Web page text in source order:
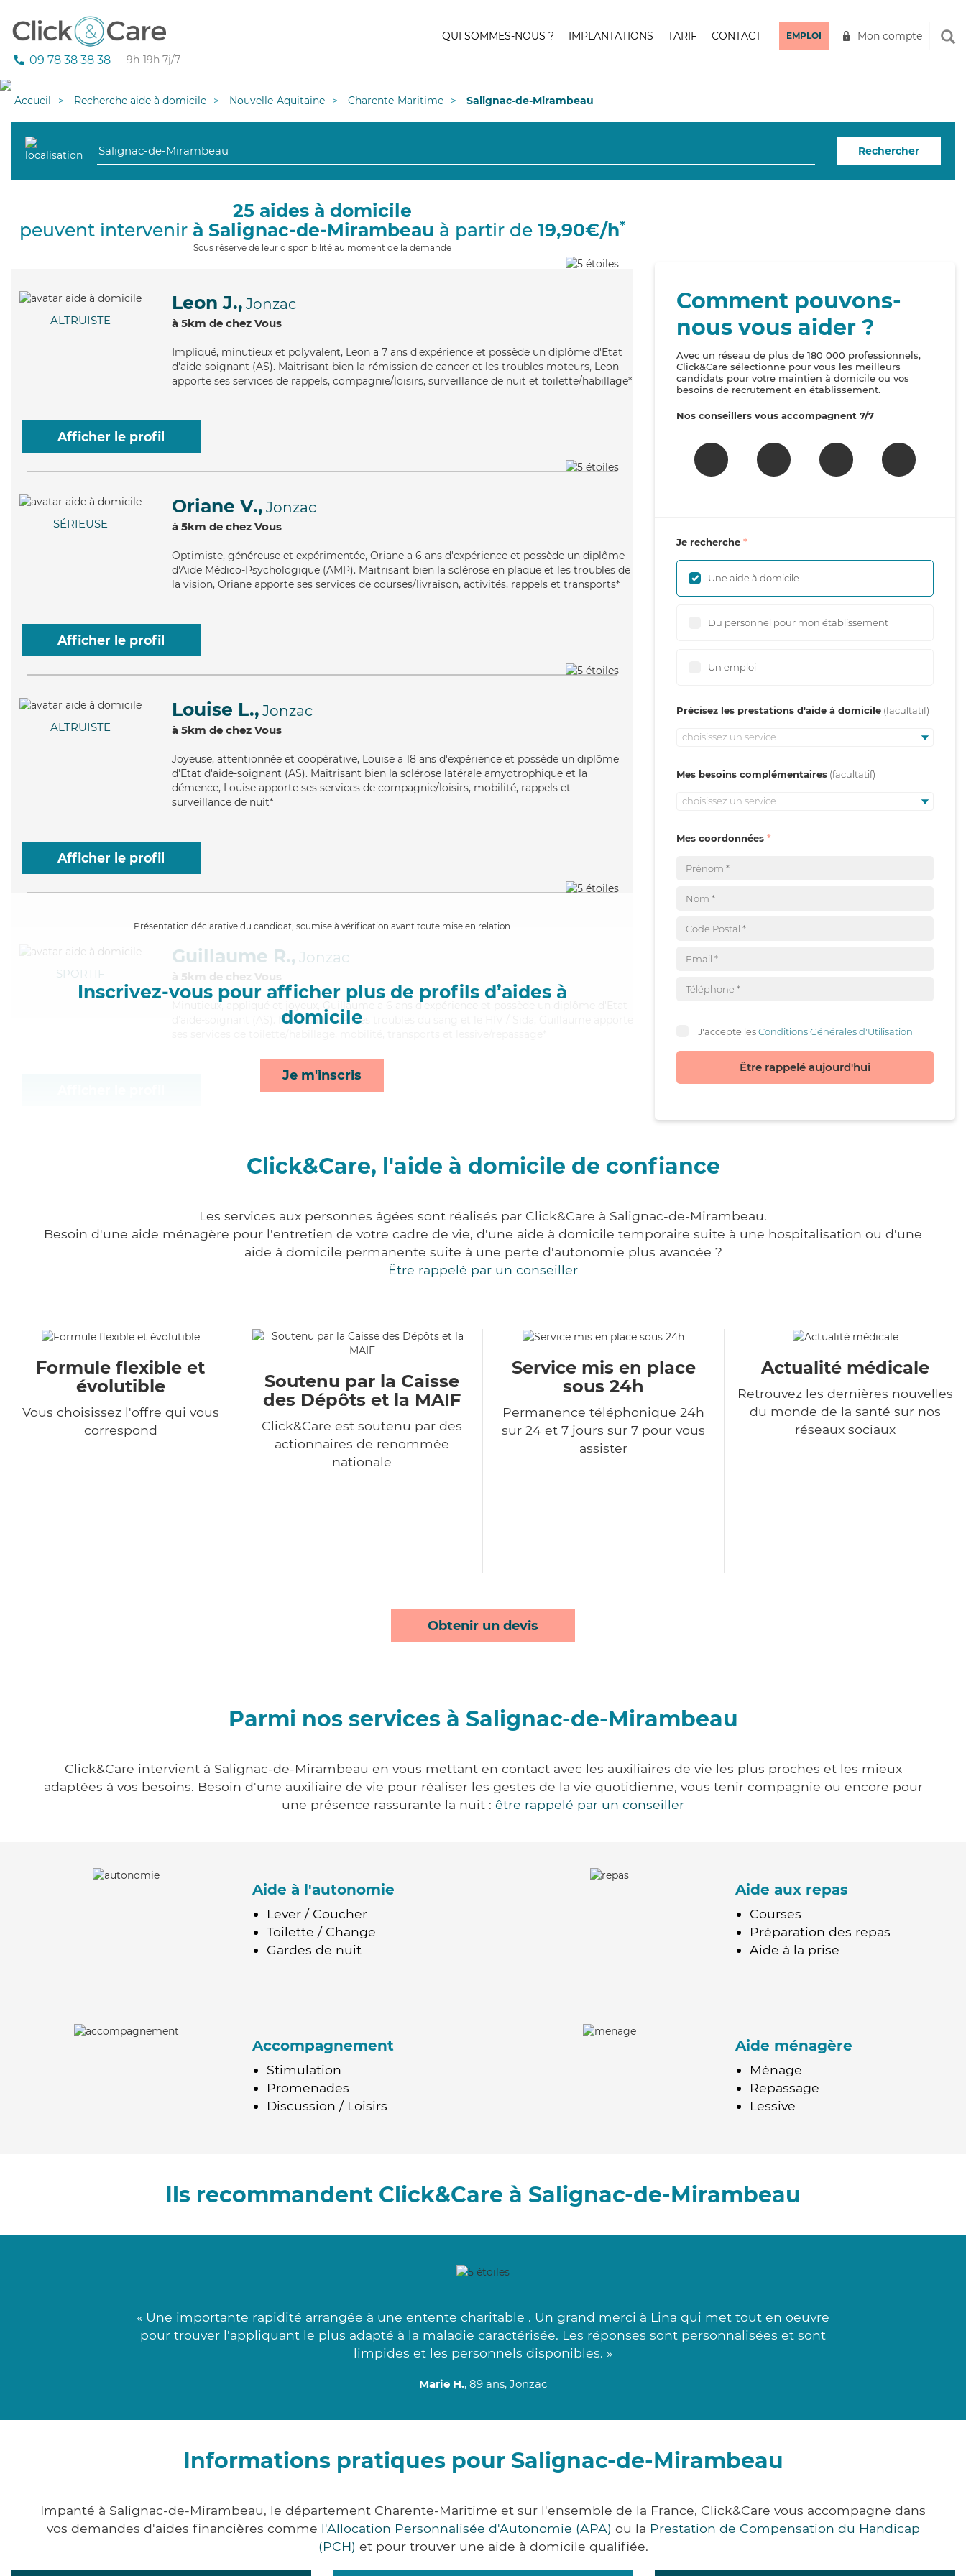
09 78 38 38 38 — 9h-19h 7j/7
QUI SOMMES-NOUS ? IMPLANTATIONS TARIF CONTACT EMPLOI Mon compte
Accueil Recherche aide à domicile Nouvelle-Aquitaine Charente-Maritime Salignac-de-Mirambeau
Rechercher
25 aides à domicile
peuvent intervenir à Salignac-de-Mirambeau à partir de 19,90€/h*
Sous réserve de leur disponibilité au moment de la demande
ALTRUISTE
Leon J., Jonzac
à 5km de chez Vous
Impliqué, minutieux et polyvalent, Leon a 7 ans d'expérience et possède un diplôme d'Etat
d'aide-soignant (AS). Maitrisant bien la rémission de cancer et les troubles moteurs, Leon
apporte ses services de rappels, compagnie/loisirs, surveillance de nuit et toilette/habillage*
Afficher le profil
SÉRIEUSE
Oriane V., Jonzac
à 5km de chez Vous
Optimiste, généreuse et expérimentée, Oriane a 6 ans d'expérience et possède un diplôme
d'Aide Médico-Psychologique (AMP). Maitrisant bien la sclérose en plaque et les troubles de
la vision, Oriane apporte ses services de courses/livraison, activités, rappels et transports*
Afficher le profil
ALTRUISTE
Louise L., Jonzac
à 5km de chez Vous
Joyeuse, attentionnée et coopérative, Louise a 18 ans d'expérience et possède un diplôme
d'Etat d'aide-soignant (AS). Maitrisant bien la sclérose latérale amyotrophique et la
démence, Louise apporte ses services de compagnie/loisirs, mobilité, rappels et
surveillance de nuit*
Afficher le profil
Présentation déclarative du candidat, soumise à vérification avant toute mise en relation
Inscrivez-vous pour afficher plus de profils d’aides à
domicile
Je m'inscris
SPORTIF
Guillaume R., Jonzac
à 5km de chez Vous
Minutieux, appliqué et joyeux, Guillaume a 6 ans d'expérience et possède un diplôme d'Etat
d'aide-soignant (AS). Maitrisant bien les troubles du sang et le HIV / Sida, Guillaume apporte
Comment pouvons-
nous vous aider ?
Avec un réseau de plus de 180 000 professionnels,
Click&Care sélectionne pour vous les meilleurs
candidats pour votre maintien à domicile ou vos
besoins de recrutement en établissement.
Nos conseillers vous accompagnent 7/7
Je recherche
Une aide à domicile
Du personnel pour mon établissement
Un emploi
Précisez les prestations d'aide à domicile
choisissez un service
Mes besoins complémentaires
choisissez un service
Mes coordonnées
J'accepte lesConditions Générales d'Utilisation
Être rappelé aujourd'hui
Click&Care, l'aide à domicile de confiance
Les services aux personnes âgées sont réalisés par Click&Care à Salignac-de-Mirambeau.
Besoin d'une aide ménagère pour l'entretien de votre cadre de vie, d'une aide à domicile temporaire suite à une hospitalisation ou d'une
aide à domicile permanente suite à une perte d'autonomie plus avancée ?
Être rappelé par un conseiller
Formule flexible et
évolutible
Vous choisissez l'offre qui vous
correspond
Soutenu par la Caisse
des Dépôts et la MAIF
Click&Care est soutenu par des
actionnaires de renommée
nationale
Service mis en place
sous 24h
Permanence téléphonique 24h
sur 24 et 7 jours sur 7 pour vous
assister
Actualité médicale
Retrouvez les dernières nouvelles
du monde de la santé sur nos
réseaux sociaux
Obtenir un devis
Parmi nos services à Salignac-de-Mirambeau
Click&Care intervient à Salignac-de-Mirambeau en vous mettant en contact avec les auxiliaires de vie les plus proches et les mieux
adaptées à vos besoins. Besoin d'une auxiliaire de vie pour réaliser les gestes de la vie quotidienne, vous tenir compagnie ou encore pour
une présence rassurante la nuit : être rappelé par un conseiller
Aide à l'autonomie
Lever / Coucher
Toilette / Change
Gardes de nuit
Aide aux repas
Courses
Préparation des repas
Aide à la prise
Accompagnement
Stimulation
Promenades
Discussion / Loisirs
Aide ménagère
Ménage
Repassage
Lessive
Ils recommandent Click&Care à Salignac-de-Mirambeau
« Une importante rapidité arrangée à une entente charitable . Un grand merci à Lina qui met tout en oeuvre
pour trouver l'appliquant le plus adapté à la maladie caractérisée. Les réponses sont personnalisées et sont
limpides et les personnels disponibles. »
Marie H., 89 ans, Jonzac
Informations pratiques pour Salignac-de-Mirambeau
Impanté à Salignac-de-Mirambeau, le département Charente-Maritime et sur l'ensemble de la France, Click&Care vous accompagne dans
vos demandes d'aides financières comme l'Allocation Personnalisée d'Autonomie (APA) ou la Prestation de Compensation du Handicap
(PCH) et pour trouver une aide à domicile qualifiée.